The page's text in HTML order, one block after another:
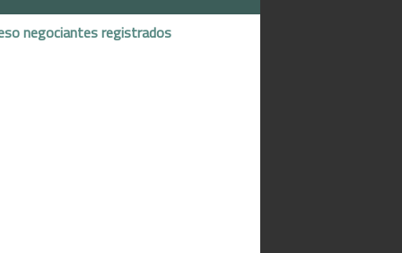
negociantes registrados